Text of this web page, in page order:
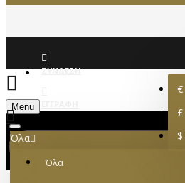
ΣΎΝΔΕΣΗ
€
£
$
Menu
Όλα
Όλα